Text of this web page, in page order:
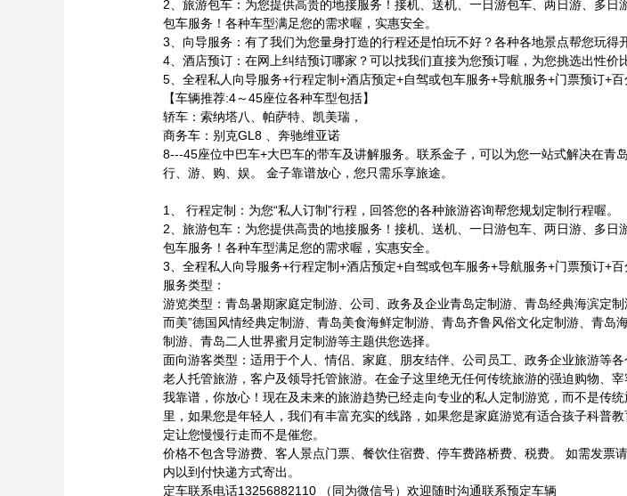
2、旅游包车：为您提供高贵的地接服务！接机、送机、一日游包车、两日游、多日
包车服务！各种车型满足您的需求喔，实惠安全。
3、向导服务：有了我们为您量身打造的行程还是怕玩不好？各种各地景点帮您玩得
4、酒店预订：在网上纠结预订哪家？可以找我们直接为您预订喔，为您挑选出性价
5、全程私人向导服务+行程定制+酒店预定+自驾或包车服务+导航服务+门票预订+百
【车辆推荐:4～45座位各种车型包括】
轿车：索纳塔八、帕萨特、凯美瑞，
商务车：别克GL8 、奔驰维亚诺
8---45座位中巴车+大巴车的带车及讲解服务。联系金子，可以为您一站式解决在青
行、游、购、娱。 金子靠谱放心，您只需乐享旅途。
1、 行程定制：为您“私人订制”行程，回答您的各种旅游咨询帮您规划定制行程喔。
2、旅游包车：为您提供高贵的地接服务！接机、送机、一日游包车、两日游、多日
包车服务！各种车型满足您的需求喔，实惠安全。
3、全程私人向导服务+行程定制+酒店预定+自驾或包车服务+导航服务+门票预订+百
服务类型：
游览类型：青岛暑期家庭定制游、公司、政务及企业青岛定制游、青岛经典海滨定
而美”德国风情经典定制游、青岛美食海鲜定制游、青岛齐鲁风俗文化定制游、青岛
制游、青岛二人世界蜜月定制游等主题供您选择。
面向游客类型：适用于个人、情侣、家庭、朋友结伴、公司员工、政务企业旅游等
老人托管旅游，客户及领导托管旅游。在金子这里绝无任何传统旅游的强迫购物、
我靠谱，你放心！现在及未来的旅游趋势已经走向专业的私人定制游览，而不是传
里，如果您是年轻人，我们有丰富充实的线路，如果您是家庭游览有适合孩子科普
定让您慢慢行走而不是催您。
价格不包含导游费、客人景点门票、餐饮住宿费、停车费路桥费、税费。 如需发票
内以到付快递方式寄出。
定车联系电话13256882110 （同为微信号）欢迎随时沟通联系预定车辆